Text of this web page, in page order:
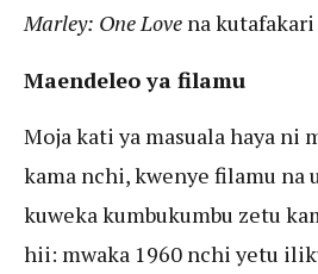
Marley: One Love na kutafakari
Maendeleo ya filamu
Moja kati ya masuala haya ni
kama nchi, kwenye filamu na
kuweka kumbukumbu zetu
hii: mwaka 1960 nchi yetu